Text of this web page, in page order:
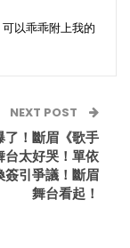
以乖乖附上我的
NEXT POST
了！斷眉《歌手
台太好哭！單依
簽引爭議！斷眉
舞台看起！